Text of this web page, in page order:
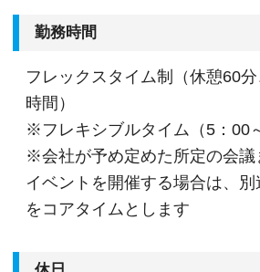
勤務時間
フレックスタイム制（休憩60
時間）
※フレキシブルタイム（5：00
※会社が予め定めた所定の会議
イベントを開催する場合は、
をコアタイムとします